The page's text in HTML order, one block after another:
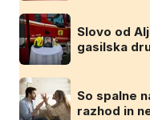
Slovo od
gasilska
So spalne
razhod in